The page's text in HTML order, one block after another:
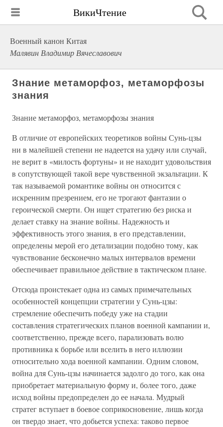
ВикиЧтение
Военный канон Китая
Малявин Владимир Вячеславович
Знание метаморфоз, метаморфозы
знания
Знание метаморфоз, метаморфозы знания
В отличие от европейских теоретиков войны Сунь-цзы
ни в малейшей степени не надеется на удачу или случай,
не верит в «милость фортуны» и не находит удовольствия
в сопутствующей такой вере чувственной экзальтации. К
так называемой романтике войны он относится с
искренним презрением, его не трогают фантазии о
героической смерти. Он ищет стратегию без риска и
делает ставку на знание войны. Надежность и
эффективность этого знания, в его представлении,
определены мерой его детализации подобно тому, как
чувствование бесконечно малых интервалов времени
обеспечивает правильное действие в тактическом плане.
Отсюда проистекает одна из самых примечательных
особенностей концепции стратегии у Сунь-цзы:
стремление обеспечить победу уже на стадии
составления стратегических планов военной кампании и,
соответственно, прежде всего, парализовать волю
противника к борьбе или вселить в него иллюзии
относительно хода военной кампании. Одним словом,
война для Сунь-цзы начинается задолго до того, как она
приобретает материальную форму и, более того, даже
исход войны предопределен до ее начала. Мудрый
стратег вступает в боевое соприкосновение, лишь когда
он твердо знает, что добьется успеха: таково первое